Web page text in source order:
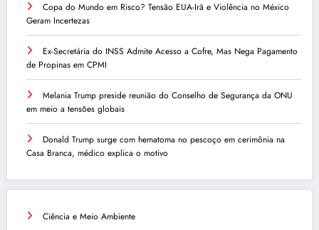
Copa do Mundo em Risco? Tensão EUA-Irã e Violência no México
Geram Incertezas
Ex-Secretária do INSS Admite Acesso a Cofre, Mas Nega Pagamento
de Propinas em CPMI
Melania Trump preside reunião do Conselho de Segurança da ONU
em meio a tensões globais
Donald Trump surge com hematoma no pescoço em cerimônia na
Casa Branca, médico explica o motivo
Ciência e Meio Ambiente